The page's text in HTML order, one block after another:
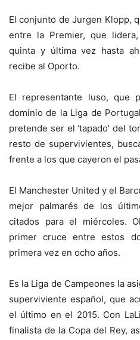
El conjunto de Jurgen Klopp,
entre la Premier, que
quinta y última vez hasta
recibe al Oporto.
El representante luso, que
dominio de la Liga de
pretende ser el ‘tapado’ del
resto de supervivientes,
frente a los que cayeron el
El Manchester United y el
mejor palmarés de los
citados para el miércoles.
primer cruce entre estos
primera vez en ocho años.
Es la Liga de Campeones la
superviviente español, que
el último en el 2015. Con
finalista de la Copa del Rey,